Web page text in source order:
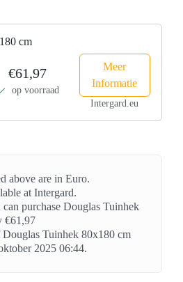
cm
€61,97
op voorraad
Meer
Informatie
Intergard.eu
above are in Euro.
at Intergard.
purchase Douglas Tuinhek
€61,97
Tuinhek 80x180 cm
2025 06:44.